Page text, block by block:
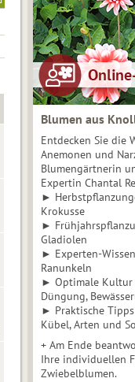
Blumen aus
Entdecken Sie die
Anemonen und
Blumengärtnerin
Expertin Chantal
►
Krokusse
►
Gladiolen
► Experten-
Ranunkeln
► Optimale Kultur
Düngung,
► Praktische
Kübel, Arten und
+ Am Ende
Ihre individuellen
Zwiebelblumen.